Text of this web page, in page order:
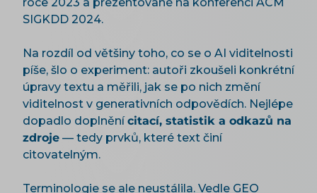
SIGKDD 2024.
Na rozdíl od většiny toho, co se o AI viditelnosti
píše, šlo o experiment: autoři zkoušeli konkrétní
úpravy textu a měřili, jak se po nich změní
viditelnost v generativních odpovědích. Nejlépe
dopadlo doplněnícitací, statistik a odkazů na
zdroje — tedy prvků, které text činí
citovatelným.
Terminologie se ale neustálila. Vedle GEO